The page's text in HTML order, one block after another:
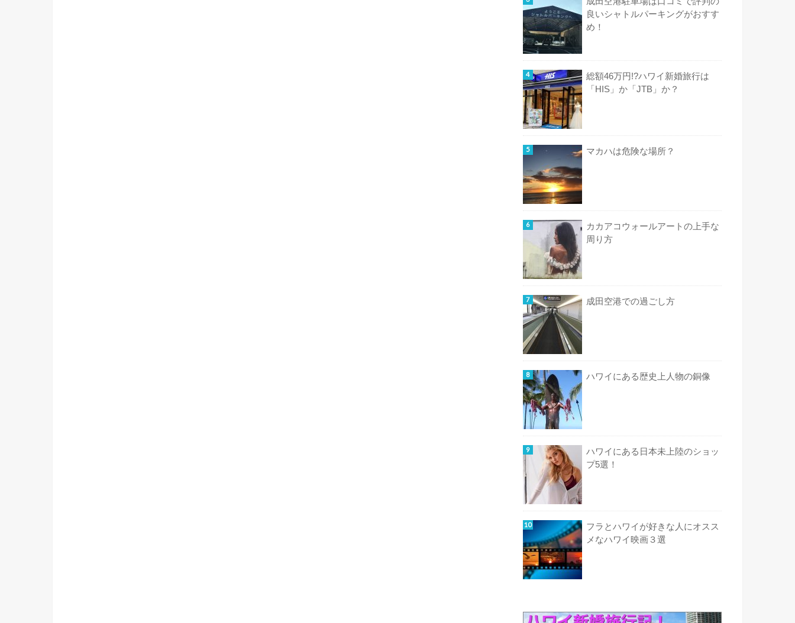
良いシャトルパーキングがおすす
め！
総額46万円!?ハワイ新婚旅行は
「HIS」か「JTB」か？
マカハは危険な場所？
カカアコウォールアートの上手な
周り方
成田空港での過ごし方
ハワイにある歴史上人物の銅像
ハワイにある日本未上陸のショッ
プ5選！
フラとハワイが好きな人にオスス
メなハワイ映画３選